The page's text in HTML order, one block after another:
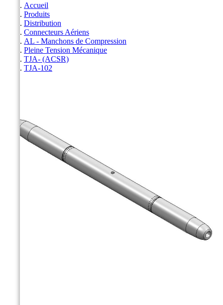
Accueil
Produits
Distribution
Connecteurs Aériens
AL - Manchons de Compression
Pleine Tension Mécanique
TJA- (ACSR)
TJA-102